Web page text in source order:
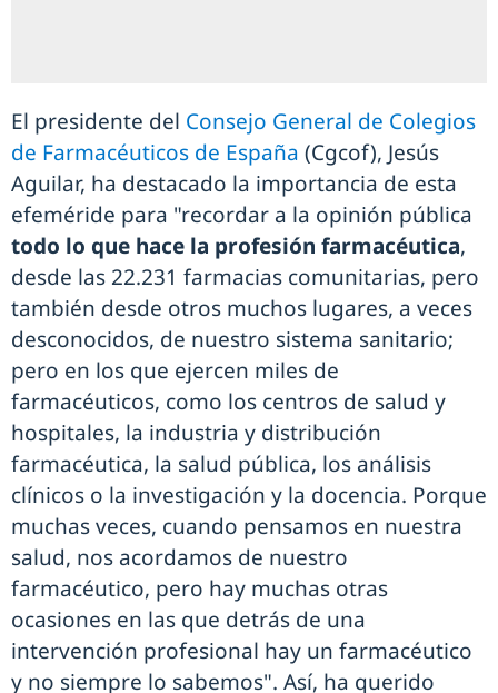
El presidente del Consejo General de Colegios
de Farmacéuticos de España (Cgcof), Jesús
Aguilar, ha destacado la importancia de esta
efeméride para "recordar a la opinión pública
todo lo que hace la profesión farmacéutica,
desde las 22.231 farmacias comunitarias, pero
también desde otros muchos lugares, a veces
desconocidos, de nuestro sistema sanitario;
pero en los que ejercen miles de
farmacéuticos, como los centros de salud y
hospitales, la industria y distribución
farmacéutica, la salud pública, los análisis
clínicos o la investigación y la docencia. Porque
muchas veces, cuando pensamos en nuestra
salud, nos acordamos de nuestro
farmacéutico, pero hay muchas otras
ocasiones en las que detrás de una
intervención profesional hay un farmacéutico
y no siempre lo sabemos". Así, ha querido